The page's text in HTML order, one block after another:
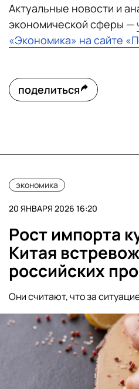
Актуальные новости и
экономической сферы —
«Экономика» на сайте
поделиться
экономика
20 ЯНВАРЯ 2026 16:20
Рост импорта
Китая
российских
Они считают, что за